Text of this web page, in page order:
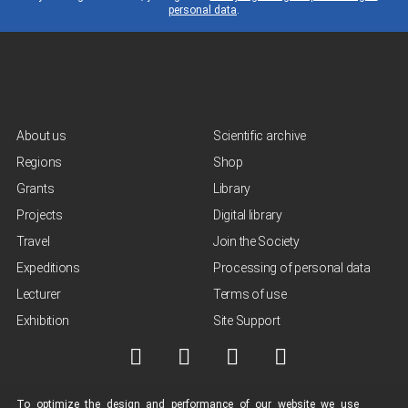
personal data.
About us
Regions
Grants
Projects
Travel
Expeditions
Lecturer
Exhibition
Scientific archive
Shop
Library
Digital library
Join the Society
Processing of personal data
Terms of use
Site Support
To optimize the design and performance of our websitewe use